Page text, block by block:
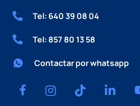
Tel: 640 39 08 04
Tel: 857 80 13 58
Contactar por whatsapp